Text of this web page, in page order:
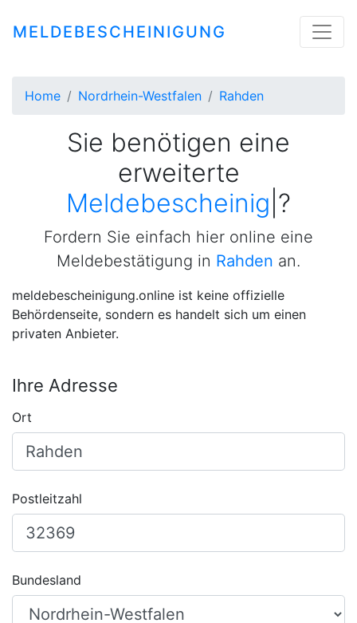
MELDEBESCHEINIGUNG
Home Nordrhein-Westfalen Rahden
Sie benötigen eine
erweiterte
Meldebescheinigung
Fordern Sie einfach hier online eine
Meldebestätigung in Rahden an.
meldebescheinigung.online ist keine offizielle
Behördenseite, sondern es handelt sich um einen
privaten Anbieter.
Ihre Adresse
Ort
Postleitzahl
Bundesland